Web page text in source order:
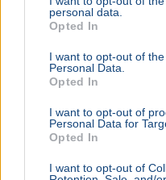
personal data.
Opted In
I want to opt-out of
Personal Data.
Opted In
I want to opt-out of
Personal Data for
Opted In
I want to opt-out of
Összeomlás szélén
A teljes éves
A magyar víziközmű-
kritikus állapotban van, a
rezsicsökk...
Hornok Miklós is